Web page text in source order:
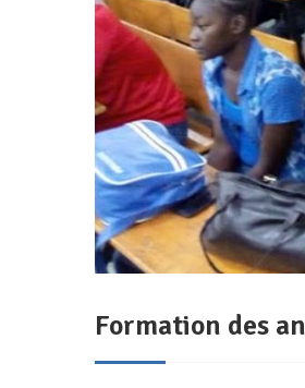
Formation des